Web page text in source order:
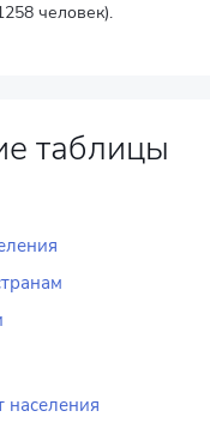
человек).
таблицы